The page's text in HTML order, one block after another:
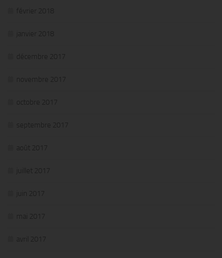
février 2018
janvier 2018
décembre 2017
novembre 2017
octobre 2017
septembre 2017
août 2017
juillet 2017
juin 2017
mai 2017
avril 2017